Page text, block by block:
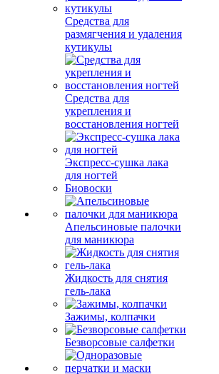
Средства для
размягчения и удаления
кутикулы
Средства для
укрепления и
восстановления ногтей
Экспресс-сушка лака
для ногтей
Биовоски
Апельсиновые палочки
для маникюра
Жидкость для снятия
гель-лака
Зажимы, колпачки
Безворсовые салфетки